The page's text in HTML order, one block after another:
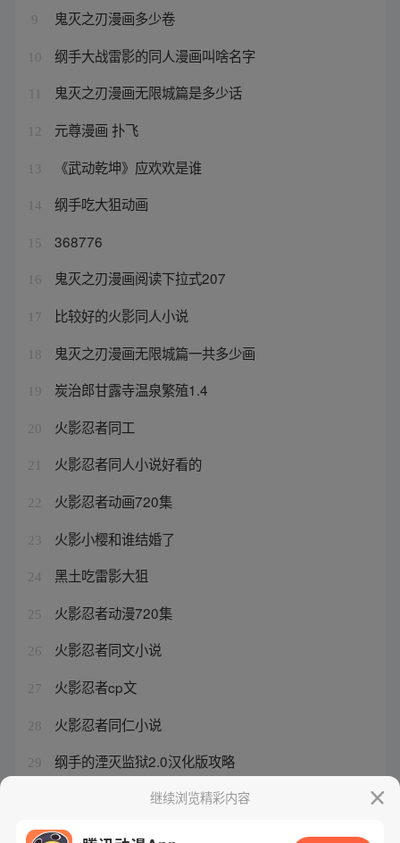
9 鬼灭之刃漫画多少卷
10 纲手大战雷影的同人漫画叫啥名字
鬼灭之刃漫画无限城篇是多少话
12 元尊漫画 扑飞
13 《武动乾坤》应欢欢是谁
14 纲手吃大狙动画
15 368776
16 鬼灭之刃漫画阅读下拉式207
17 比较好的火影同人小说
18 鬼灭之刃漫画无限城篇一共多少画
19 炭治郎甘露寺温泉繁殖1.4
20 火影忍者同工
21 火影忍者同人小说好看的
22 火影忍者动画720集
23 火影小樱和谁结婚了
24 黑土吃雷影大狙
25 火影忍者动漫720集
26 火影忍者同文小说
27 火影忍者cp文
28 火影忍者同仁小说
29 纲手的湮灭监狱2.0汉化版攻略
有没有好看的火影同人小说
继续浏览精彩内容